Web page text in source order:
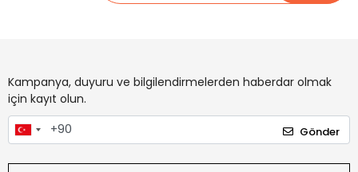
Kampanya, duyuru ve bilgilendirmelerden haberdar olmak
için kayıt olun.
Gönder